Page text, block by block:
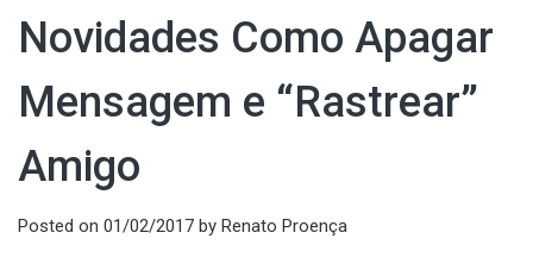
Novidades Como Apagar
Mensagem e “Rastrear”
Amigo
Posted on 01/02/2017 by Renato Proença